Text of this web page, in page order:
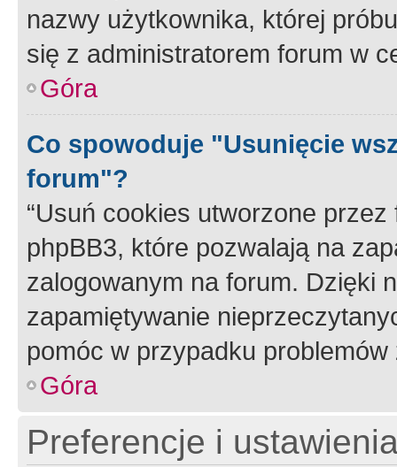
nazwy użytkownika, której
się z administratorem forum w
Góra
Co spowoduje "Usunięcie
forum"?
“Usuń cookies utworzone
phpBB3, które pozwalają na
zalogowanym na forum. Dzięki
zapamiętywanie
pomóc w przypadku
Góra
Preferencje i